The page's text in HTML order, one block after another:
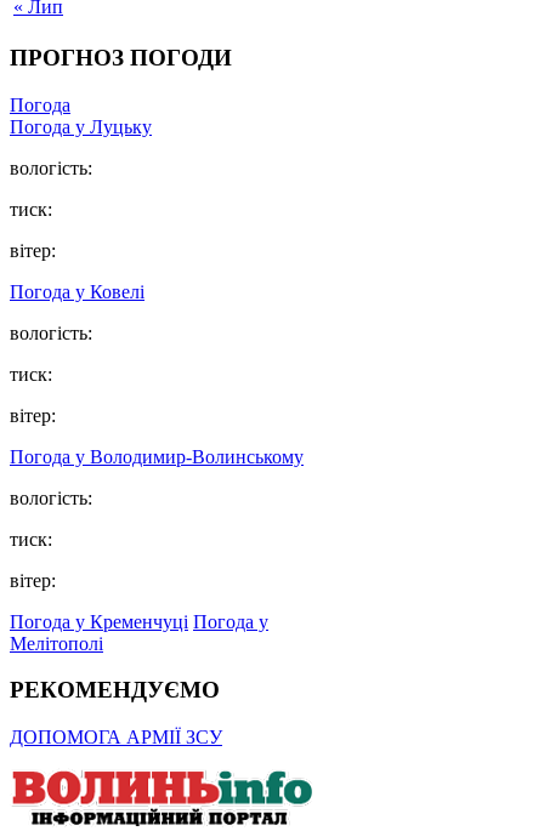
« Лип
ПРОГНОЗ ПОГОДИ
Погода
Погода у Луцьку
вологість:
тиск:
вітер:
Погода у Ковелі
вологість:
тиск:
вітер:
Погода у Володимир-Волинському
вологість:
тиск:
вітер:
Погода у Кременчуці Погода у
Мелітополі
РЕКОМЕНДУЄМО
ДОПОМОГА АРМІЇ ЗСУ